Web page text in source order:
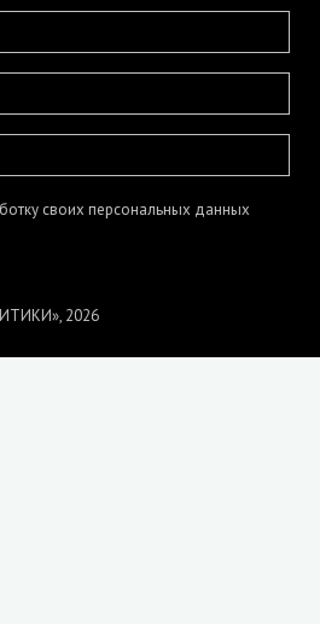
своих персональных данных
2026